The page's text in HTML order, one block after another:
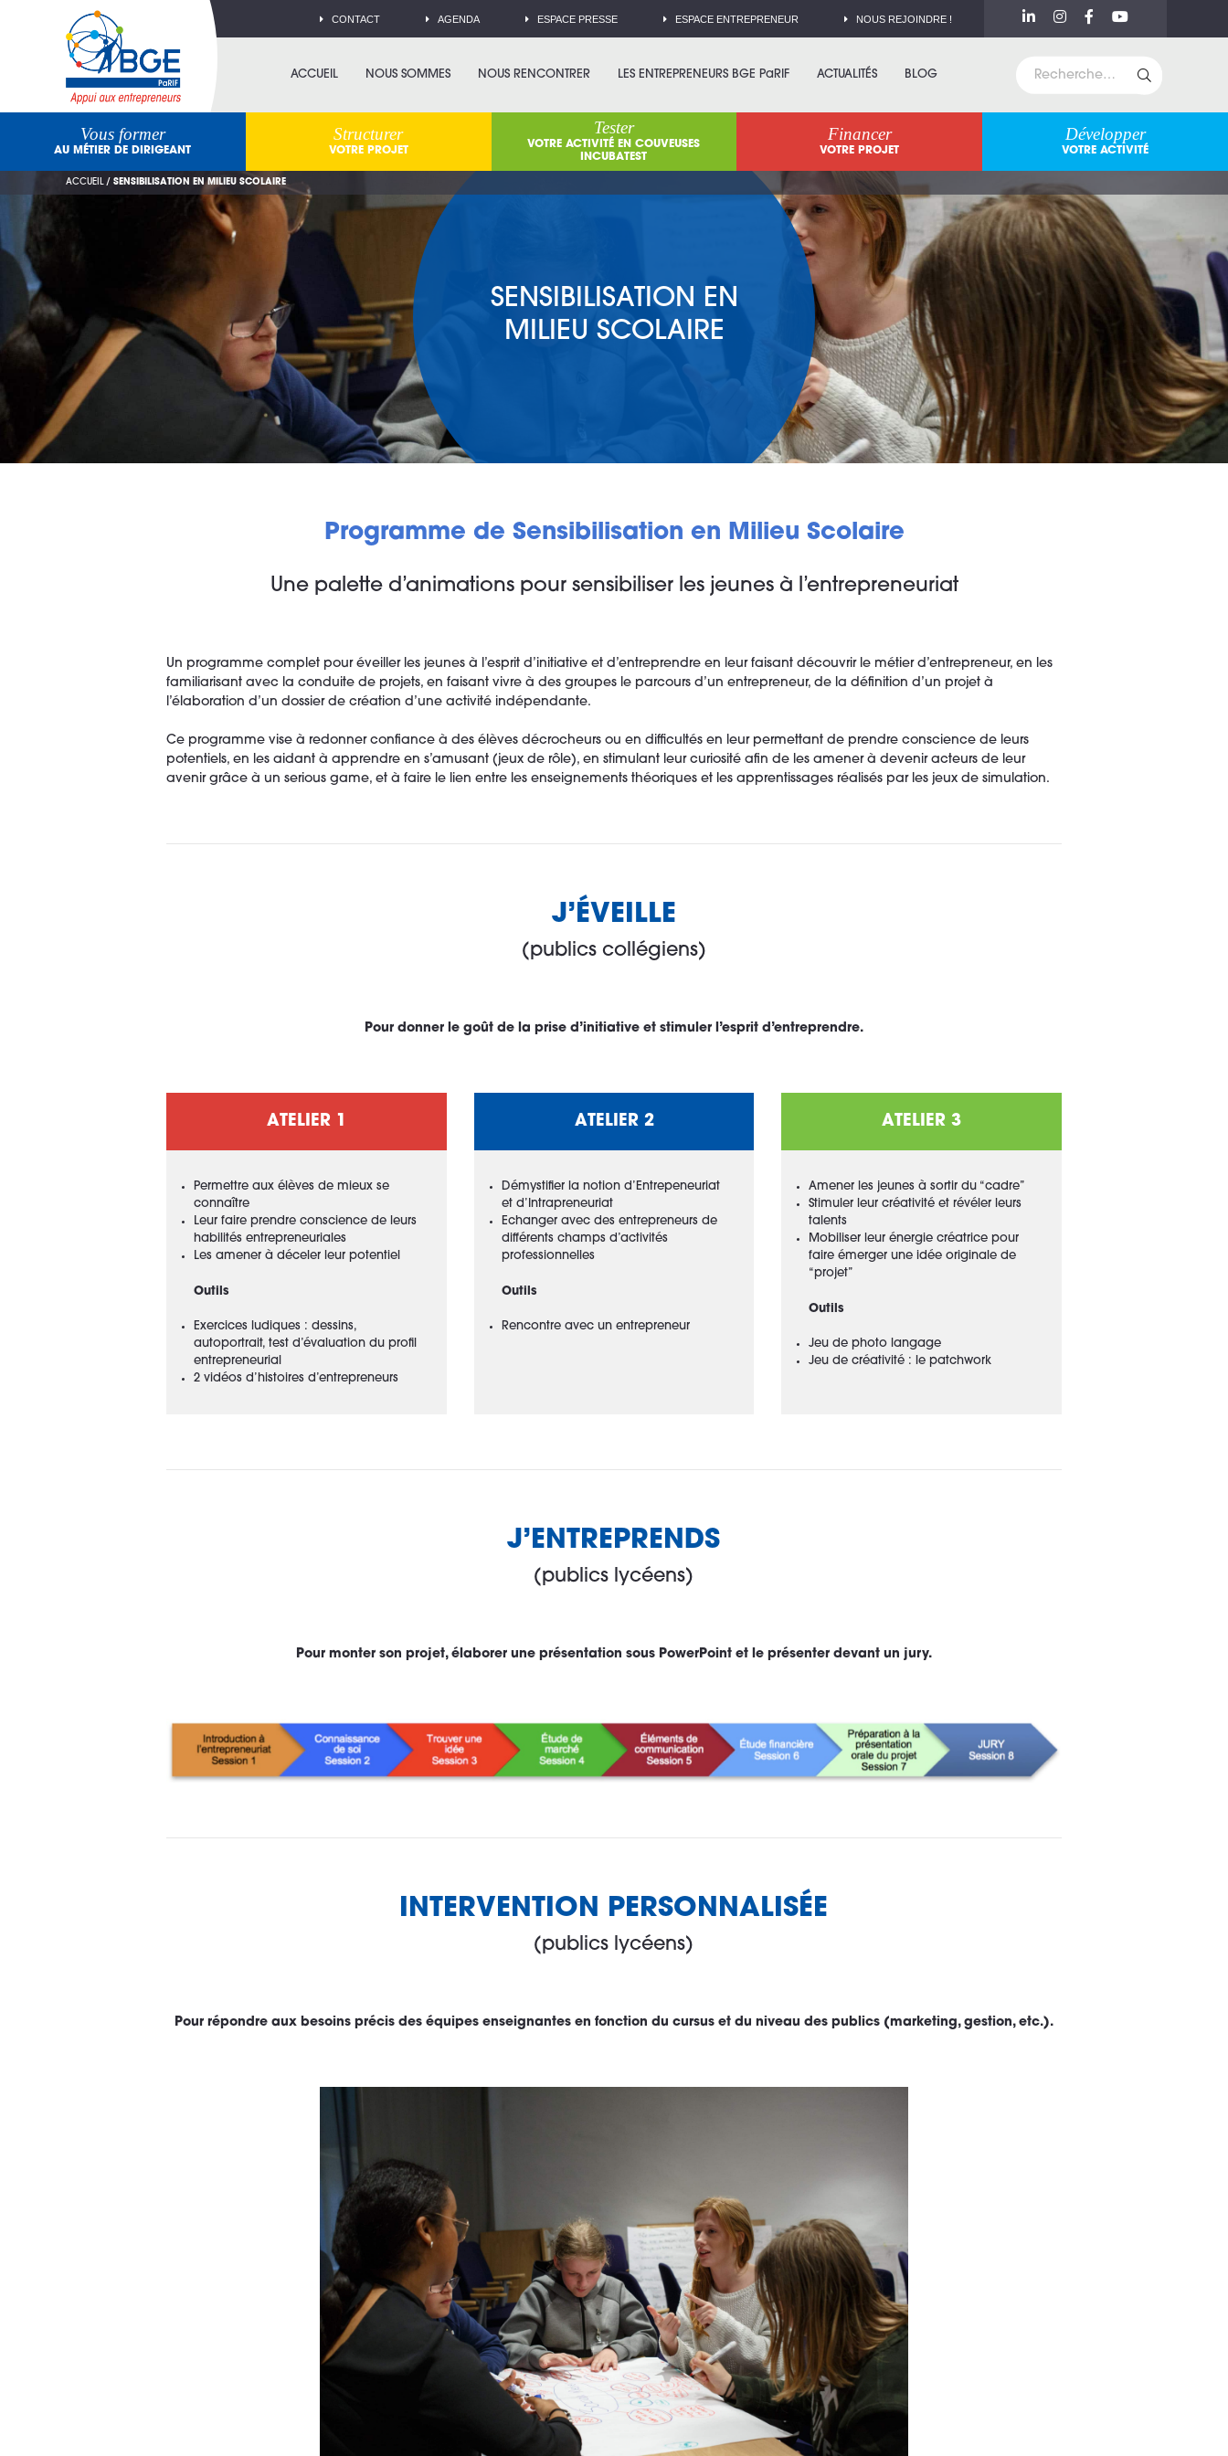
CONTACT AGENDA ESPACE PRESSE ESPACE ENTREPRENEUR NOUS REJOINDRE !
ACCUEIL NOUS SOMMES NOUS RENCONTRER LES ENTREPRENEURS BGE PaRIF ACTUALITÉS BLOG
Vous former
AU MÉTIER DE DIRIGEANT
Structurer
VOTRE PROJET
Tester
VOTRE ACTIVITÉ EN COUVEUSES
INCUBATEST
Financer
VOTRE PROJET
Développer
VOTRE ACTIVITÉ
ACCUEIL/ SENSIBILISATION EN MILIEU SCOLAIRE
SENSIBILISATION EN
MILIEU SCOLAIRE
Programme de Sensibilisation en Milieu Scolaire
Une palette d’animations pour sensibiliser les jeunes à l’entrepreneuriat
Un programme complet pour éveiller les jeunes à l’esprit d’initiative et d’entreprendre en leur faisant découvrir le métier d’entrepreneur, en les
familiarisant avec la conduite de projets, en faisant vivre à des groupes le parcours d’un entrepreneur, de la définition d’un projet à
l’élaboration d’un dossier de création d’une activité indépendante.
Ce programme vise à redonner confiance à des élèves décrocheurs ou en difficultés en leur permettant de prendre conscience de leurs
potentiels, en les aidant à apprendre en s’amusant (jeux de rôle), en stimulant leur curiosité afin de les amener à devenir acteurs de leur
avenir grâce à un serious game, et à faire le lien entre les enseignements théoriques et les apprentissages réalisés par les jeux de simulation.
J’ÉVEILLE
(publics collégiens)
Pour donner le goût de la prise d’initiative et stimuler l’esprit d’entreprendre.
ATELIER 1
Permettre aux élèves de mieux se
connaître
Leur faire prendre conscience de leurs
habilités entrepreneuriales
Les amener à déceler leur potentiel
Outils
Exercices ludiques : dessins,
autoportrait, test d’évaluation du profil
entrepreneurial
2 vidéos d’histoires d’entrepreneurs
ATELIER 2
Démystifier la notion d’Entrepeneuriat
et d’Intrapreneuriat
Echanger avec des entrepreneurs de
différents champs d’activités
professionnelles
Outils
Rencontre avec un entrepreneur
ATELIER 3
Amener les jeunes à sortir du “cadre”
Stimuler leur créativité et révéler leurs
talents
Mobiliser leur énergie créatrice pour
faire émerger une idée originale de
“projet”
Outils
Jeu de photo langage
Jeu de créativité : le patchwork
J’ENTREPRENDS
(publics lycéens)
Pour monter son projet, élaborer une présentation sous PowerPoint et le présenter devant un jury.
INTERVENTION PERSONNALISÉE
(publics lycéens)
Pour répondre aux besoins précis des équipes enseignantes en fonction du cursus et du niveau des publics (marketing, gestion, etc.).